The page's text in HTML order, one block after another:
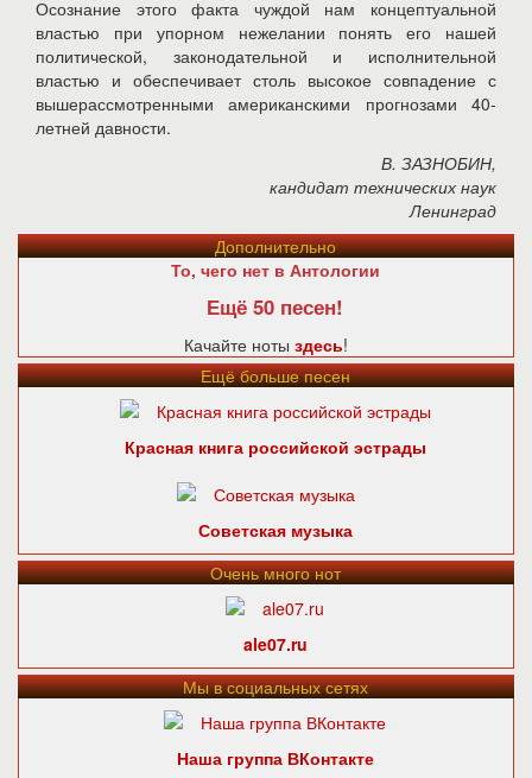
Осознание этого факта чуждой нам концептуальной
властью при упорном нежелании понять его нашей
политической, законодательной и исполнительной
властью и обеспечивает столь высокое совпадение с
вышерассмотренными американскими прогнозами 40-
летней давности.
В. ЗАЗНОБИН,
кандидат технических наук
Ленинград
Дополнительно
То, чего нет в Антологии
Ещё 50 песен!
Качайте ноты здесь!
Ещё больше песен
Красная книга российской эстрады
Советская музыка
Очень много нот
ale07.ru
Мы в социальных сетях
Наша группа ВКонтакте